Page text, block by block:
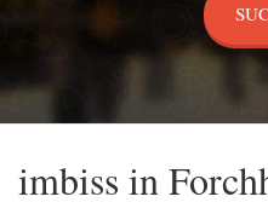
imbiss in